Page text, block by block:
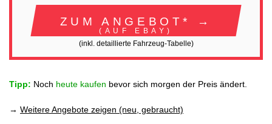
ZUM ANGEBOT* →
(AUF EBAY)
(inkl. detaillierte Fahrzeug-Tabelle)
Tipp: Noch heute kaufen bevor sich morgen der Preis ändert.
→ Weitere Angebote zeigen (neu, gebraucht)